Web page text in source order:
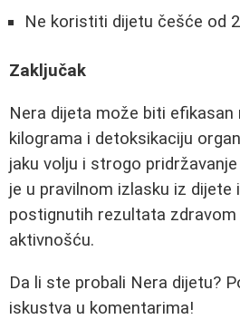
Ne koristiti dijetu češće od
Zaključak
Nera dijeta može biti
kilograma i detoksikaciju
jaku volju i strogo
je u pravilnom izlasku iz dijete
postignutih rezultata
aktivnošću.
Da li ste probali Nera dijetu?
iskustva u komentarima!